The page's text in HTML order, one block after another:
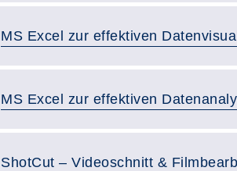
MS Excel zur effektiven
MS Excel zur effektiven
ShotCut – Videoschnitt &